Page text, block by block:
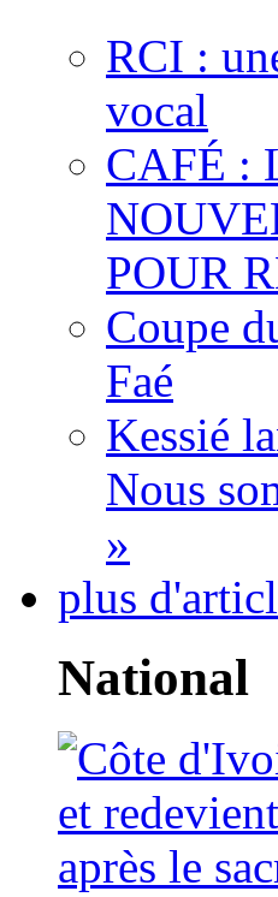
RCI :
vocal
CAFÉ :
POUR
Coupe
Faé
Kessié
Nous
»
plus
National